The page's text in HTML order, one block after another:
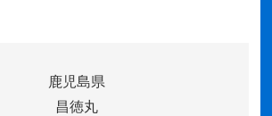
鹿児島県
昌徳丸